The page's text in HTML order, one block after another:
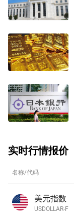
实时行情报价
名称/代码
美元指数
USDOLLAR-F